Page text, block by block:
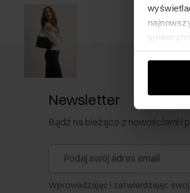
od
Newsletter
Bądź na bieżąco z nowościami i
Wprowadzając i zatwierdzając